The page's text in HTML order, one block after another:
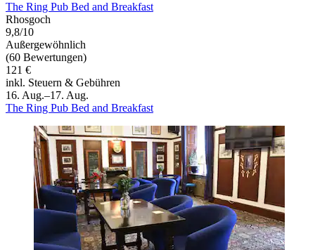
The Ring Pub Bed and Breakfast
Rhosgoch
9,8/10
Außergewöhnlich
(60 Bewertungen)
121 €
inkl. Steuern & Gebühren
16. Aug.–17. Aug.
The Ring Pub Bed and Breakfast